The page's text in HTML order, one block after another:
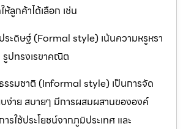
ลูกค้าได้เลือก เช่น
ะดิษฐ์ (Formal style) เน้นความหรูหรา
รูปทรงเรขาคณิต
รมชาติ (Informal style) เป็นการจัด
ง่าย สบายๆ มีการผสมผสานขององค์
รใช้ประโยชน์จากภูมิประเทศ และ